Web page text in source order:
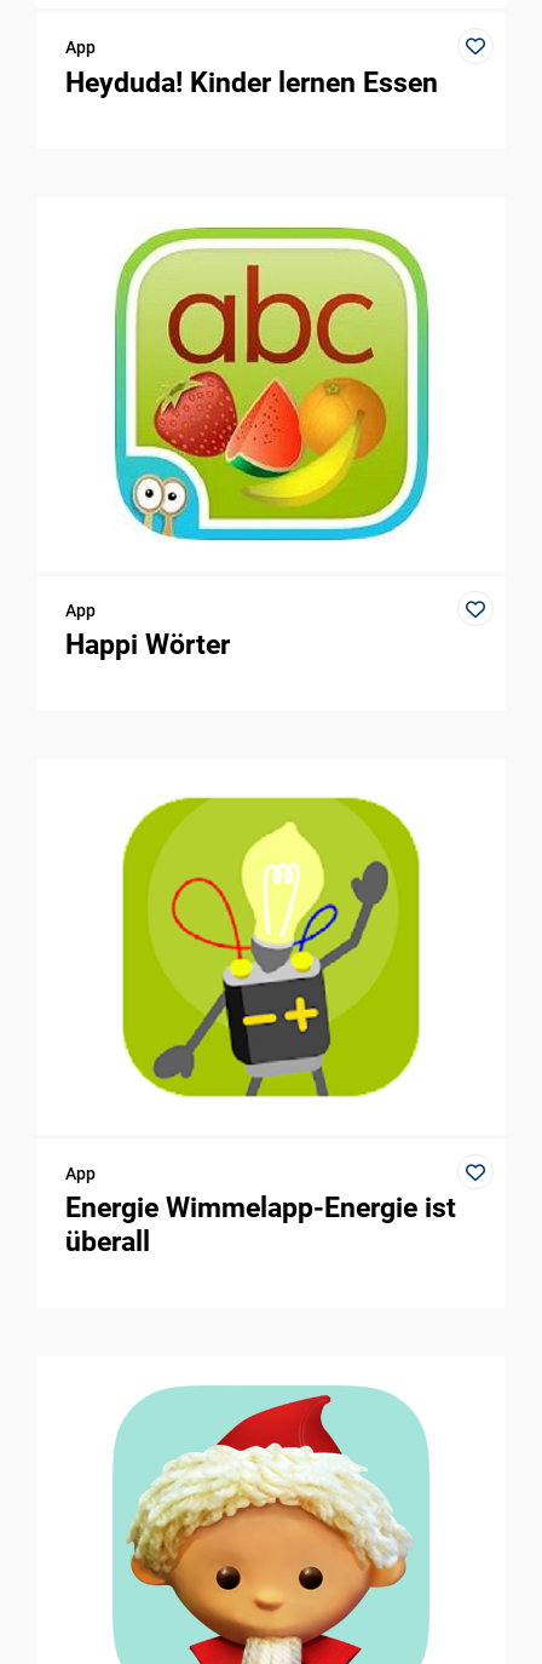
App
Heyduda! Kinder lernen Essen
App
Happi Wörter
App
Energie Wimmelapp-Energie ist
überall